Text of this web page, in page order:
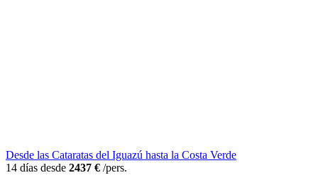
Desde las Cataratas del Iguazú hasta la Costa Verde
14 días desde 2437 € /pers.